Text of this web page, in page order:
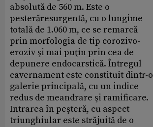
absolută de 560 m. Este o
pesterăresurgentă, cu o lungime
totală de 1.060 m, ce se remarcă
prin morfologia de tip corozivo-
eroziv şi mai puţin prin cea de
depunere endocarstică. Întregul
cavernament este constituit dintr-o
galerie principală, cu un indice
redus de meandrare şi ramificare.
Intrarea în peşteră, cu aspect
triunghiular este străjuită de o